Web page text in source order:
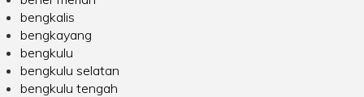
bengkalis
bengkayang
bengkulu
bengkulu selatan
bengkulu tengah